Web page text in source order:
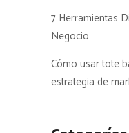
7 Herramientas
Negocio
Cómo usar tote
estrategia de